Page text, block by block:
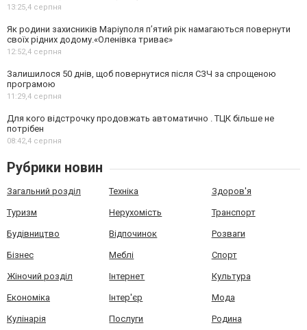
13:25,4 серпня
Як родини захисників Маріуполя пʼятий рік намагаються повернути
своїх рідних додому.«Оленівка триває»
12:52,4 серпня
Залишилося 50 днів, щоб повернутися після СЗЧ за спрощеною
програмою
11:29,4 серпня
Для кого відстрочку продовжать автоматично . ТЦК більше не
потрібен
08:42,4 серпня
Рубрики новин
Загальний розділ Техніка Здоров'я
Туризм Нерухомість Транспорт
Будівництво Відпочинок Розваги
Бізнес Меблі Спорт
Жіночий розділ Інтернет Культура
Економіка Інтер'єр Мода
Кулінарія Послуги Родина